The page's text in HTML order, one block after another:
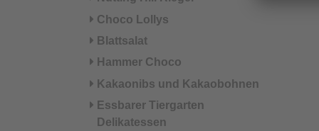
Choco Lollys
Blattsalat
Hammer Choco
Kakaonibs und Kakaobohnen
Essbarer Tiergarten
Delikatessen